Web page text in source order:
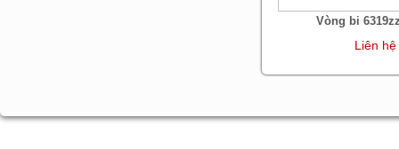
Vòng bi
Liên hệ